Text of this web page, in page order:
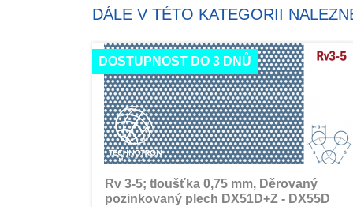
DÁLE V TÉTO KATEGORII
DOSTUPNOST DO 3 DNŮ
Rv 3-5; tloušťka 0,75 mm, Děrovaný
pozinkovaný plech DX51D+Z - DX55D